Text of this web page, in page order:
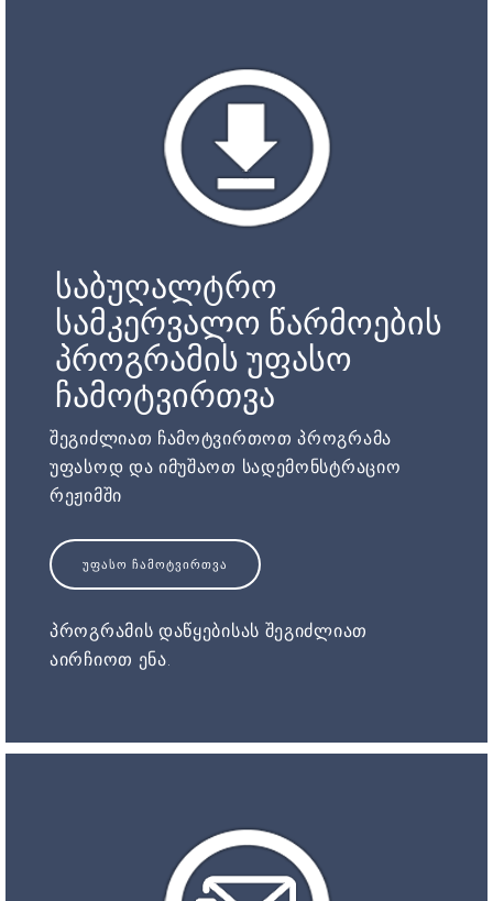
საბუღალტრო
სამკერვალო წარმოების
პროგრამის უფასო
ჩამოტვირთვა
შეგიძლიათ ჩამოტვირთოთ პროგრამა
უფასოდ და იმუშაოთ სადემონსტრაციო
რეჟიმში
ᲣᲤᲐᲡᲝ ᲩᲐᲛᲝᲢᲕᲘᲠᲗᲕᲐ
პროგრამის დაწყებისას შეგიძლიათ
აირჩიოთ ენა.